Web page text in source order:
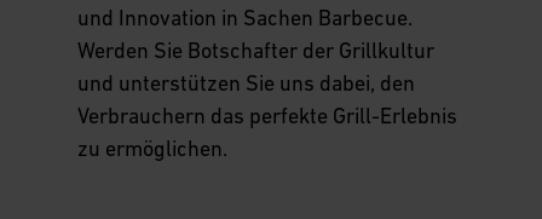
Grill Academy Original Wien
Weber Store & Weber Grill
Academy Original Schwaz
Weber Original Store & Weber
Datenschutzhinweise für
Bewerber
Karriere bei Weber
Schüler
und Innovation in Sachen Barbecue.
Werden Sie Botschafter der Grillkultur
und unterstützen Sie uns dabei, den
Verbrauchern das perfekte Grill-Erlebnis
zu ermöglichen.